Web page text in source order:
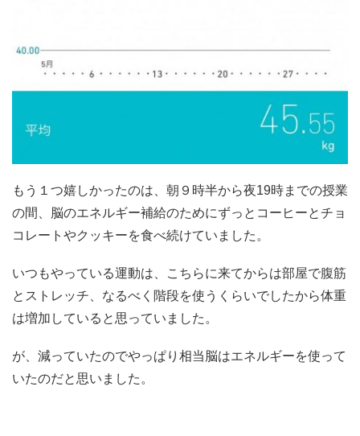
もう１つ嬉しかったのは、朝９時半から夜19時までの授業
の間、脳のエネルギー補給のためにずっとコーヒーとチョ
コレートやクッキーを食べ続けていました。
いつもやっている運動は、こちらに来てからは部屋で腹筋
とストレッチ、なるべく階段を使うくらいでしたから体重
は増加していると思っていました。
が、減っていたのでやっぱり相当脳はエネルギーを使って
いたのだと思いました。